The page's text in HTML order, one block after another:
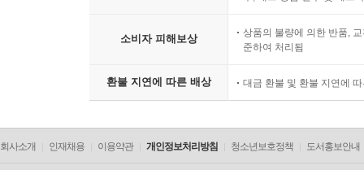
소비자 피해보상
상품의 불량에 의한 반품,
준하여 처리됨
환불 지연에 따른 배상 대금 환불 및 환불 지연에
회사소개 인재채용 이용약관 개인정보처리방침 청소년보호정책 도서홍보안내